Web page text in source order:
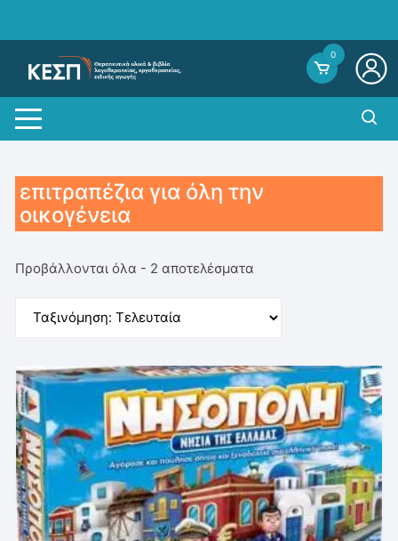
0
επιτραπέζια για όλη την
οικογένεια
Προβάλλονται όλα - 2 αποτελέσματα